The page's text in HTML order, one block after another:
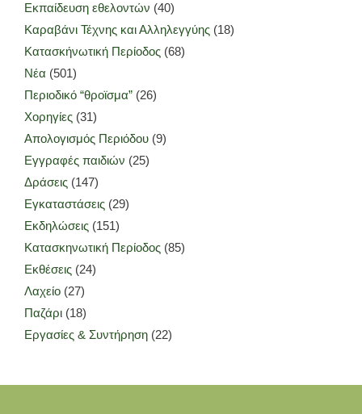
Εκπαίδευση εθελοντών (40)
Καραβάνι Τέχνης και Αλληλεγγύης (18)
Κατασκήνωτική Περίοδος (68)
Νέα (501)
Περιοδικό “θροϊσμα” (26)
Χορηγίες (31)
Απολογισμός Περιόδου (9)
Εγγραφές παιδιών (25)
Δράσεις (147)
Εγκαταστάσεις (29)
Εκδηλώσεις (151)
Κατασκηνωτική Περίοδος (85)
Εκθέσεις (24)
Λαχείο (27)
Παζάρι (18)
Εργασίες & Συντήρηση (22)